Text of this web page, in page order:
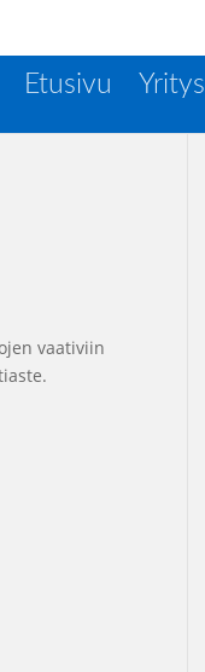
Etusivu Yritys
vaativiin